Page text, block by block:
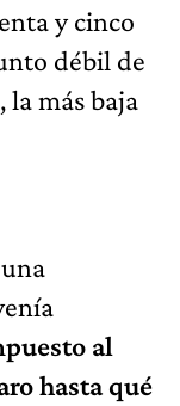
y cinco
débil de
más baja
al
hasta qué